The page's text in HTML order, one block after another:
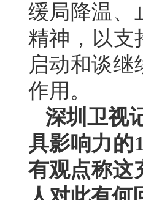
缓局降温、
精神，以支
启动和谈
作用。
深圳卫视
具影响力的
有观点称这